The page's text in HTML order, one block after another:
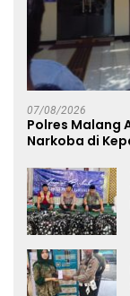
07/08/2026
Polres Malang
Narkoba di